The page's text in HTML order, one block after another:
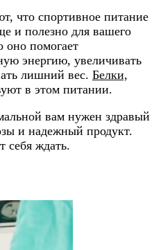
что спортивное питание
и полезно для вашего
оно помогает
энергию, увеличивать
лишний вес. Белки,
в этом питании.
вам нужен здравый
и надежный продукт.
себя ждать.